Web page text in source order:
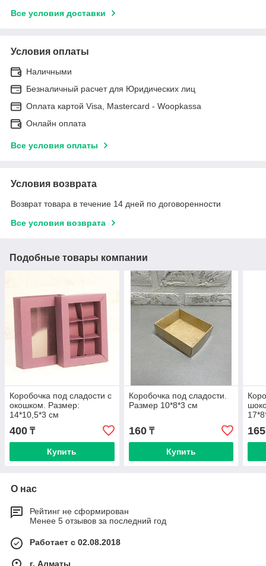
Все условия доставки
Условия оплаты
Наличными
Безналичный расчет для Юридических лиц
Оплата картой Visa, Mastercard - Woopkassa
Онлайн оплата
Все условия оплаты
Условия возврата
Возврат товара в течение 14 дней по договоренности
Все условия возврата
Подобные товары компании
Коробочка под сладости с
окошком. Размер:
14*10,5*3 см
400 ₸
Купить
Коробочка под сладости.
Размер 10*8*3 см
160₸
Купить
165
О нас
Рейтинг не сформирован
Менее 5 отзывов за последний год
Работает с 02.08.2018
г. Алматы